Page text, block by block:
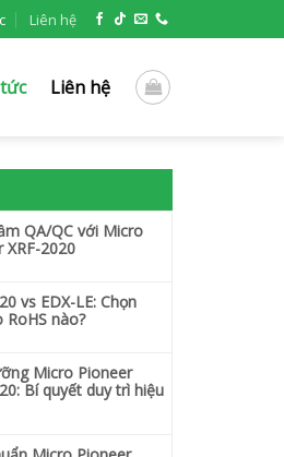
Liên hệ
Liên hệ
QA/QC với Micro
XRF-2020
vs EDX-LE: Chọn
nào?
Micro Pioneer
Bí quyết duy trì hiệu